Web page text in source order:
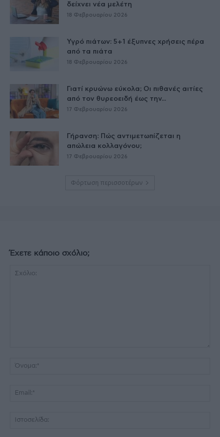
δείχνει νέα μελέτη
18 Φεβρουαρίου 2026
Υγρό πιάτων: 5+1 έξυπνες χρήσεις πέρα
από τα πιάτα
18 Φεβρουαρίου 2026
Γιατί κρυώνω εύκολα; Οι πιθανές αιτίες
από τον θυρεοειδή έως την...
17 Φεβρουαρίου 2026
Γήρανση: Πώς αντιμετωπίζεται η
απώλεια κολλαγόνου;
17 Φεβρουαρίου 2026
Φόρτωση περισσοτέρων
Έχετε κάποιο σχόλιο;